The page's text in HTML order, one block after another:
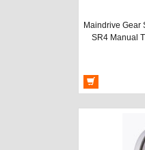
Maindrive Gear
SR4 Manual
or 6
T176 or T177